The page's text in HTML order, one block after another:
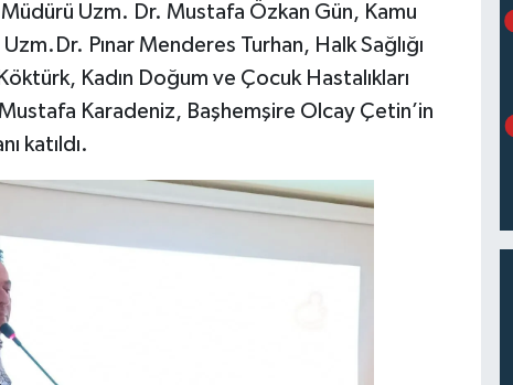
Uzm. Dr. Mustafa Özkan Gün, Kamu
Pınar Menderes Turhan, Halk Sağlığı
Kadın Doğum ve Çocuk Hastalıkları
Karadeniz, Başhemşire Olcay Çetin’in
katıldı.